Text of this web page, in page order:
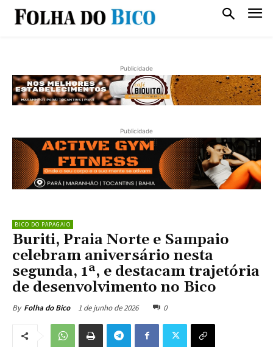
Publicidade
Publicidade
BICO DO PAPAGAIO
Buriti, Praia Norte e Sampaio
celebram aniversário nesta
segunda, 1ª, e destacam trajetória
de desenvolvimento no Bico
By Folha do Bico 1 de junho de 2026 0